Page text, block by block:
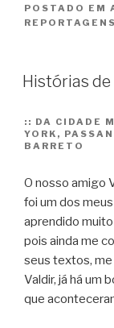
POSTADO EM
REPORTAGENS
Histórias de
:: DA CIDADE
YORK,
BARRETO
O nosso amigo
foi um dos
aprendido
pois ainda me
seus textos, me
Valdir, já há um
que